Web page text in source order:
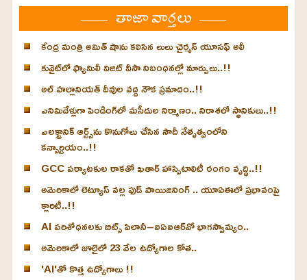
తాజా వార్తలు
కేంద్ర మంత్రి అమిత్ షాను కలిసిన లులు చైర్మన్ యూసఫ్ అలీ
కువైట్‌లో ఫ్యామిలీ విజిట్ వీసా నిబంధనల్లో మార్పులు..!!
అల్ హల్లానియత్ దీవుల వద్ద నౌక ప్రమాదం..!!
ఎనిమిదేళ్లుగా పెండింగ్‌లో మసీదుల నిర్మాణం.. నిరాశలో స్థానికులు..!!
ఎలక్ట్రానిక్ ఆర్ట్స్‌ను కొనుగోలు చేసిన సౌదీ నేతృత్వంలోని
కన్సార్టియం..!!
GCC పర్యాటకుల రాకతో ఖతార్ హాస్పిటాలిటీ రంగం వృద్ధి..!!
అమెరికాలో లెట్యూస్ వల్ల ఫుడ్ పాయిజనింగ్ .. యూఏఈలో ప్రభావంపై
క్లారిటీ..!!
AI పరిశోధనలకు బిట్స్ పిలానీ–ఐఏఐఆర్‌వో భాగస్వామ్యం..
అమెరికాలో జూలైలో 23 వేల ఉద్యోగాల కోత..
'AI'తో కొత్త ఉద్యోగాలు !!